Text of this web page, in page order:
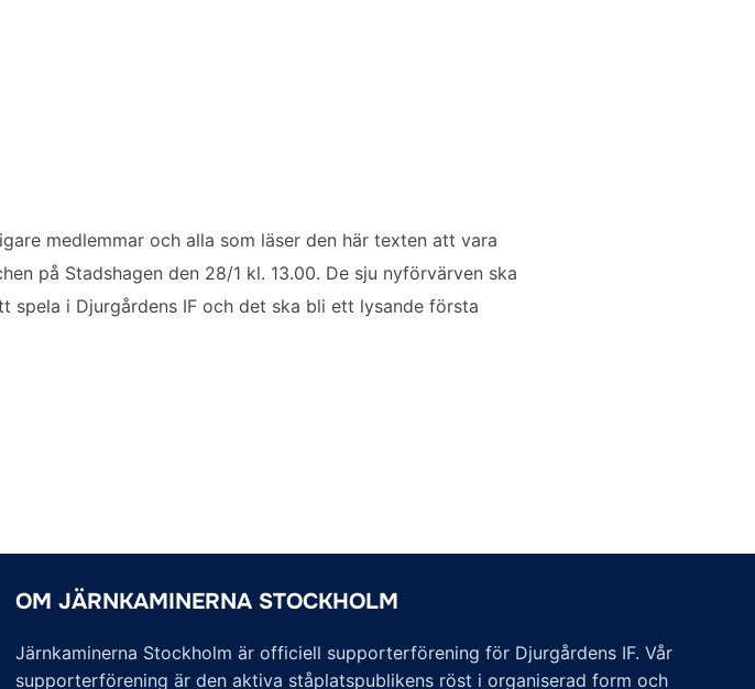
medlemmar och alla som läser den här texten att vara
på Stadshagen den 28/1 kl. 13.00. De sju nyförvärven ska
i Djurgårdens IF och det ska bli ett lysande första
OM JÄRNKAMINERNA STOCKHOLM
Järnkaminerna Stockholm är officiell supporterförening för Djurgårdens IF. Vår
supporterförening är den aktiva ståplatspublikens röst i organiserad form och